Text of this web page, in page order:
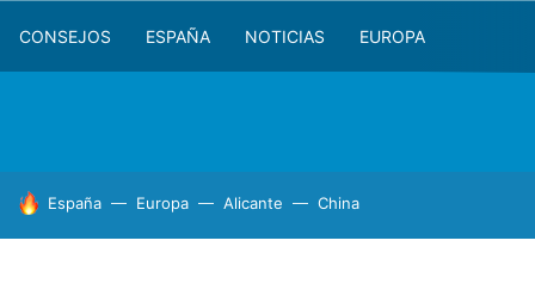
CONSEJOS ESPAÑA NOTICIAS EUROPA
HOY SE HABLA DE
España Europa Alicante China